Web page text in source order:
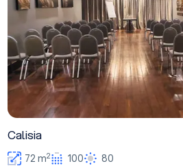
Calisia
72 m2 100 80